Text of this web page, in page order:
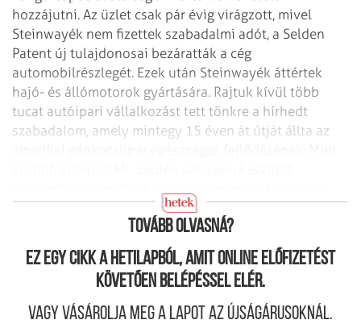
hozzájutni. Az üzlet csak pár évig virágzott, mivel
Steinwayék nem fizettek szabadalmi adót, a Selden
Patent új tulajdonosai bezáratták a cég
automobilrészlegét. Ezek után Steinwayék áttértek
hajó- és állómotorok gyártására. Rajtuk kívül több
tucat autóipari vállalkozást tett tönkre a hírhedt
szabadalom, amely mintegy 15 éven át útját állta az
értelmében a Patent 1912-ig érvényben volt.
Tovább olvasná?
Ez egy cikk a hetilapból, amit online előfizetést
követően belépéssel elér.
Vagy vásárolja meg a lapot az újságárusoknál.